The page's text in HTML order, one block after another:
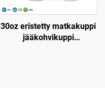
30oz eristetty matkakuppi
jääkohvikuppi